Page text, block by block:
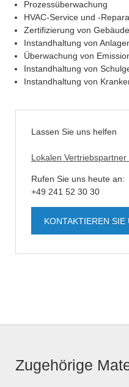
Prozessüberwachung
HVAC-Service und -
Zertifizierung von
Instandhaltung von
Überwachung von
Instandhaltung von
Instandhaltung von
Lassen Sie uns helfen
Lokalen Vertriebspartner
Rufen Sie uns heute an:
+49 241 52 30 30
KONTAKTIEREN SIE
Zugehörige